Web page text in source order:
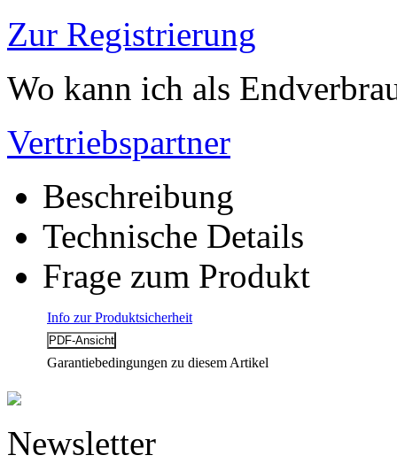
Zur Registrierung
Wo kann ich als
Vertriebspartner
Beschreibung
Technische Details
Frage zum Produkt
Info zur Produktsicherheit
Garantiebedingungen zu diesem Artikel
Newsletter